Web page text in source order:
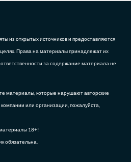
из открытых источников и предоставляются
Права на материалы принадлежат их
за содержание материала не
материалы, которые нарушают авторские
или организации, пожалуйста,
18+!
обязательна.